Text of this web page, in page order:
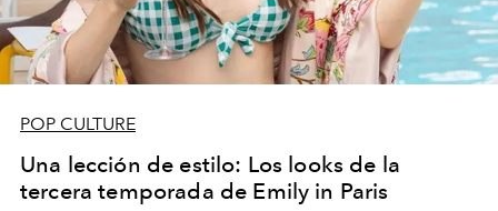
POP CULTURE
Una lección de estilo: Los looks de la
tercera temporada de Emily in Paris